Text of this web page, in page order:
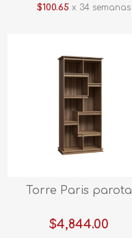
$100.65 x 34 semanas
Torre Paris parota
$4,844.00